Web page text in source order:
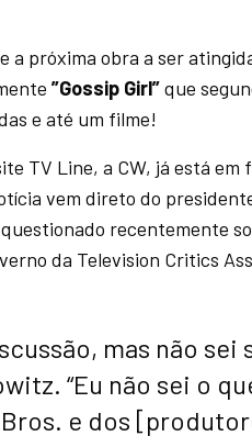
a próxima obra a ser
”Gossip Girl”que
e até um filme!
TV Line, a CW, já está em
vem direto do
recentemente
da Television Critics
mas não sei
“Eu não sei o
Bros. e dos